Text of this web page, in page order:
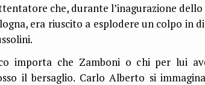
che, durante l’inagurazione
era riuscito a esplodere un colpo in
importa che Zamboni o chi per lui
il bersaglio. Carlo Alberto si